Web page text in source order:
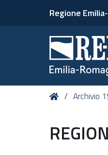
Regione
Tu HomeArchivio